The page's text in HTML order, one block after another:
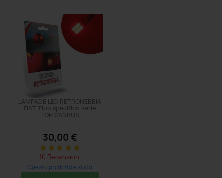
LAMPADE LED RETRONEBBIA
FIAT Tipo specifico serie
TOP CANBUS
30,00 €
star star star star star
10 Recensioni
Questo prodotto è stato